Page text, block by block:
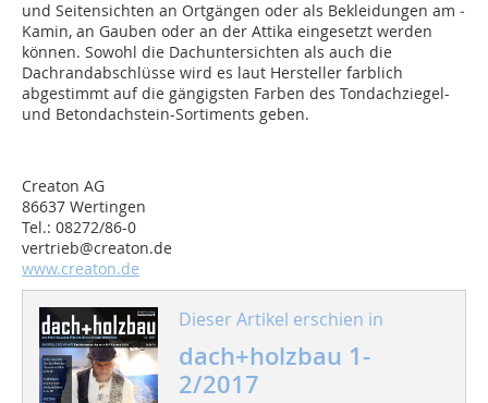
und Seitensichten an Ortgängen oder als Bekleidungen am ­
Kamin, an Gauben oder an der Attika eingesetzt werden
können. Sowohl die Dachuntersichten als auch die
Dachrandabschlüsse wird es laut Hersteller farblich
abgestimmt auf die gängigsten Farben des Tondachziegel-
und Betondachstein-Sortiments geben.
Creaton AG
86637 Wertingen
Tel.: 08272/86-0
vertrieb@creaton.de
www.creaton.de
Dieser Artikel erschien in
dach+holzbau 1-
2/2017